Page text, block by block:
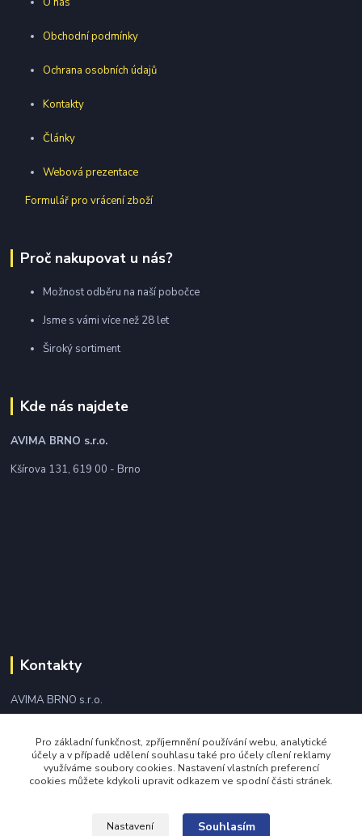
Obchodní podmínky
Ochrana osobních údajů
Kontakty
Články
Webová prezentace
Formulář pro vrácení zboží
Proč nakupovat u nás?
Možnost odběru na naší pobočce
Jsme s vámi více než 28 let
Široký sortiment
Kde nás najdete
AVIMA BRNO s.r.o.
Kšírova 131, 619 00 - Brno
Kontakty
AVIMA BRNO s.r.o.
+420 543 249 338
avima@avima.cz
Pro základní funkčnost, zpříjemnění používání webu, analytické
účely a v případě udělení souhlasu také pro účely cílení reklamy
využíváme soubory cookies. Nastavení vlastních preferencí
cookies můžete kdykoli upravit odkazem ve spodní části stránek.
Nastavení Souhlasím